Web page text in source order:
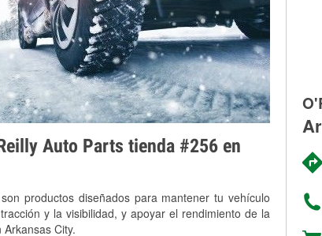
Auto Parts tienda #256 en
productos diseñados para mantener tu vehículo
y la visibilidad, y apoyar el rendimiento de la
City.